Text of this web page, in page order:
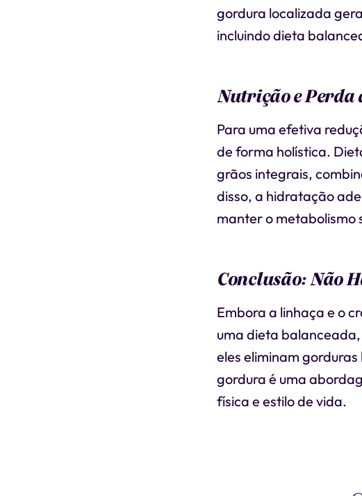
gordura localizada
incluindo dieta
Nutrição e Perda
Para uma efetiva
de forma holística.
grãos integrais,
disso, a hidratação
manter o metabolismo
Conclusão: Não
Embora a linhaça e o
uma dieta
eles eliminam
gordura é uma
física e estilo de vida.